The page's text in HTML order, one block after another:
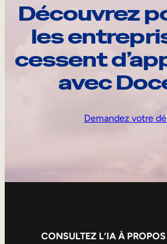
Découvrez
les
cessent
avec
Demandez votre
CONSULTEZ L’IA À